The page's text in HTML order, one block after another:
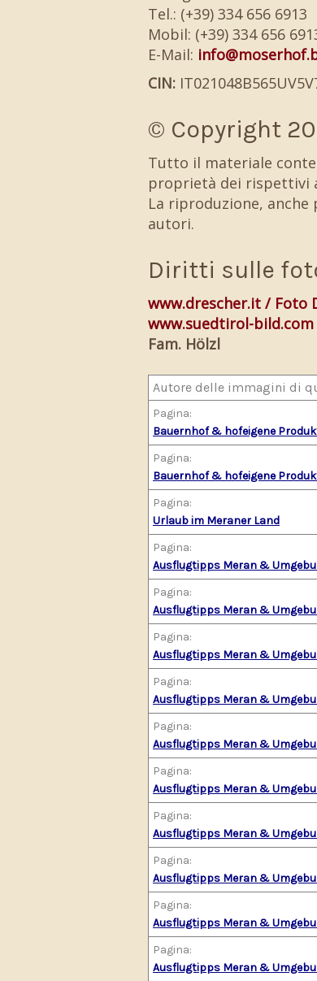
Tel.: (+39) 334 656 6913
Mobil: (+39) 334 656
E-Mail:
CIN:
© Copyright
Tutto il materiale
proprietà dei rispettivi
La riproduzione,
autori.
Diritti sulle
www.drescher.it / Foto
www.suedtirol-
Fam. Hölzl
Autore delle immagini di
Pagina:
Bauernhof & hofeigene
Pagina:
Bauernhof & hofeigene
Pagina:
Urlaub im Meraner Land
Pagina:
Ausflugtipps Meran &
Pagina:
Ausflugtipps Meran &
Pagina:
Ausflugtipps Meran &
Pagina:
Ausflugtipps Meran &
Pagina:
Ausflugtipps Meran &
Pagina:
Ausflugtipps Meran &
Pagina:
Ausflugtipps Meran &
Pagina:
Ausflugtipps Meran &
Pagina:
Ausflugtipps Meran &
Pagina:
Ausflugtipps Meran &